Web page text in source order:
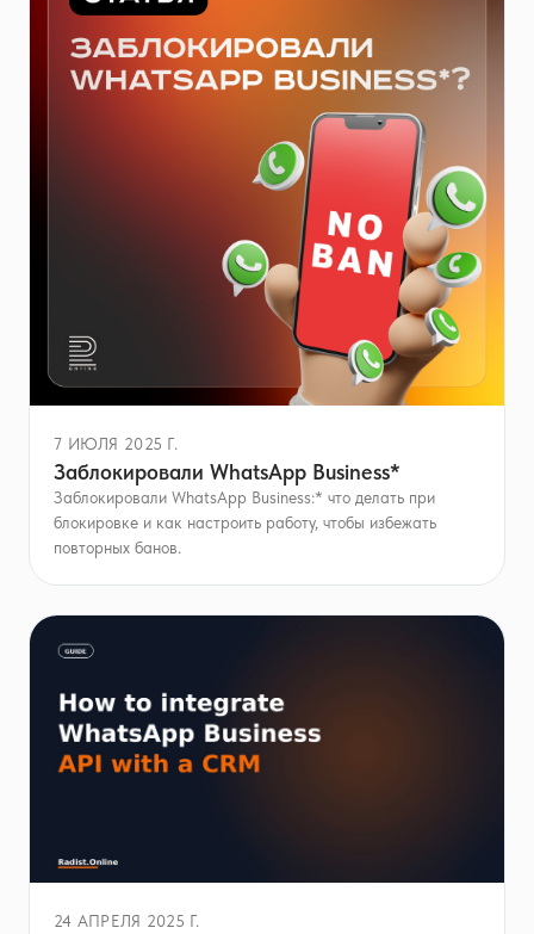
7 ИЮЛЯ 2025 Г.
Заблокировали WhatsApp Business*
Заблокировали WhatsApp Business:* что делать при
блокировке и как настроить работу, чтобы избежать
повторных банов.
24 АПРЕЛЯ 2025 Г.